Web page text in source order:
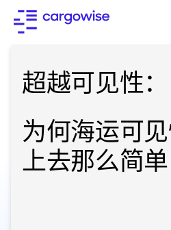
超越可见性：
为何海运可
上去那么简单